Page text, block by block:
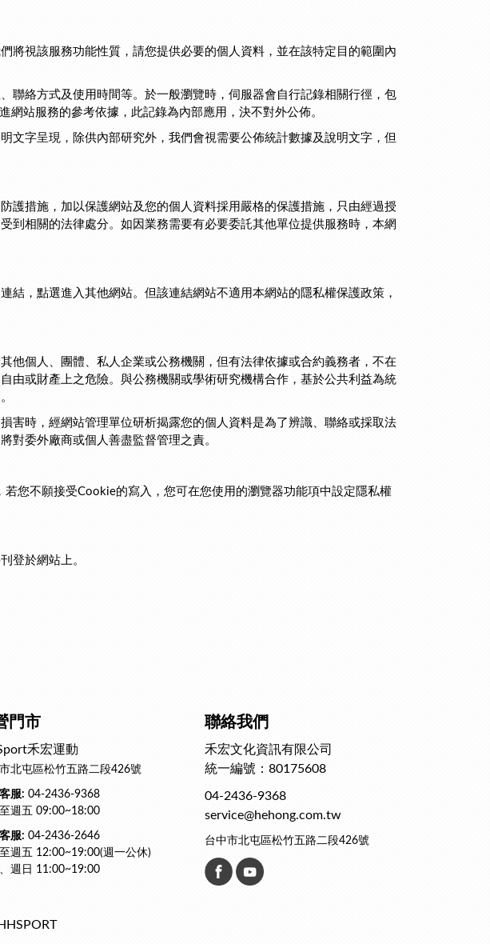
將視該服務功能性質，請您提供必要的個人資料，並在該特定目的範圍內
聯絡方式及使用時間等。於一般瀏覽時，伺服器會自行記錄相關行徑，包
網站服務的參考依據，此記錄為內部應用，決不對外公佈。
文字呈現，除供內部研究外，我們會視需要公佈統計數據及說明文字，但
護措施，加以保護網站及您的個人資料採用嚴格的保護措施，只由經過授
到相關的法律處分。如因業務需要有必要委託其他單位提供服務時，本網
，點選進入其他網站。但該連結網站不適用本網站的隱私權保護政策，
他個人、團體、私人企業或公務機關，但有法律依據或合約義務者，不在
由或財產上之危險。與公務機關或學術研究機構合作，基於公共利益為統
害時，經網站管理單位研析揭露您的個人資料是為了辨識、聯絡或採取法
對委外廠商或個人善盡監督管理之責。
您不願接受Cookie的寫入，您可在您使用的瀏覽器功能項中設定隱私權
登於網站上。
門市
禾宏運動
北屯區松竹五路二段426號
服: 04-2436-9368
週五 09:00~18:00
服: 04-2436-2646
週五 12:00~19:00(週一公休)
週日 11:00~19:00
聯絡我們
禾宏文化資訊有限公司
統一編號：80175608
04-2436-9368
service@hehong.com.tw
台中市北屯區松竹五路二段426號